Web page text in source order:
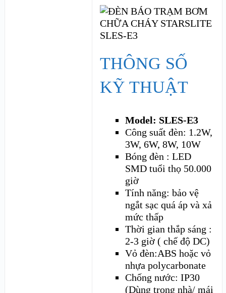
THÔNG SỐ
KỸ THUẬT
Model: SLES-E3
Công suất đèn: 1.2W,
3W, 6W, 8W, 10W
Bóng đèn : LED
SMD tuổi thọ 50.000
giờ
Tính năng: bảo vệ
ngắt sạc quá áp và xả
mức thấp
Thời gian thắp sáng :
2-3 giờ ( chế độ DC)
Vỏ đèn:ABS hoặc vỏ
nhựa polycarbonate
Chống nước: IP30
(Dùng trong nhà/ mái